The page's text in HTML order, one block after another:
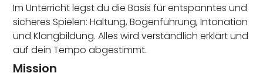
Im Unterricht legst du die Basis für entspanntes und
sicheres Spielen: Haltung, Bogenführung, Intonation
und Klangbildung. Alles wird verständlich erklärt und
auf dein Tempo abgestimmt.
Mission